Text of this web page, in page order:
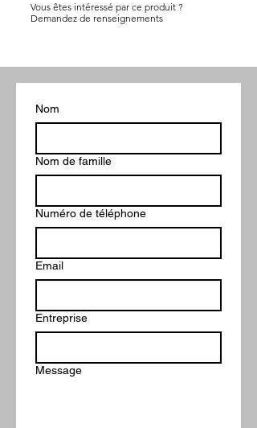
Vous êtes intéressé par ce produit ?
Demandez de renseignements
Nom
Nom de famille
Numéro de téléphone
Email
Entreprise
Message